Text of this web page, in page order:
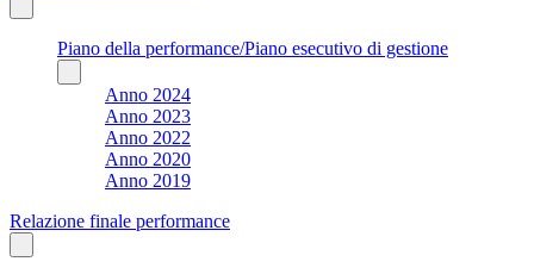
Piano della performance/Piano esecutivo di gestione
Anno 2024
Anno 2023
Anno 2022
Anno 2020
Anno 2019
Relazione finale performance